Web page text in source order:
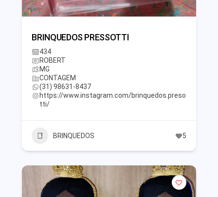
BRINQUEDOS PRESSOTTI
434
ROBERT
MG
CONTAGEM
(31) 98631-8437
https://www.instagram.com/brinquedos.preso
tti/
BRINQUEDOS 5